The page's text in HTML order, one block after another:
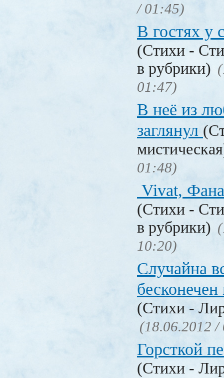
/ 01:45)
В гостях у
(Стихи -
в рубрики)
01:47)
В неё из
заглянул
01:48)
Vivat,
(Стихи -
в рубрики)
10:20)
Случайна
(Стихи -
(18.06.2012 /
Горсткой
(Стихи -